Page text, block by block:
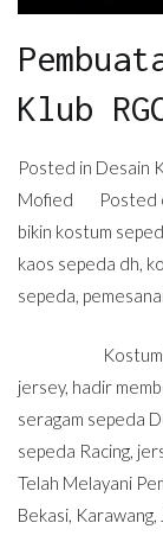
Klub
Posted in Desain
Mofied
Posted
bikin kostum
kaos sepeda dh,
sepeda,
jersey, hadir
seragam sepeda
sepeda Racing,
Telah Melayani
Bekasi,